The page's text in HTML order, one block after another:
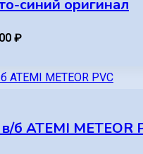
синий оригинал
₽
б ATEMI METEOR